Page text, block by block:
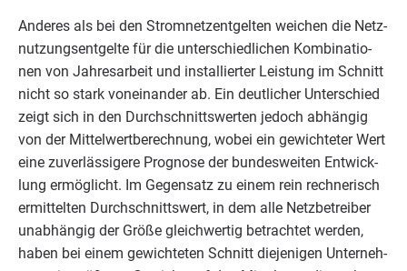
Ande­res als bei den Strom­netz­ent­gel­ten wei­chen die Netz­
nut­zungs­ent­gel­te für die unter­schied­li­chen Kom­bi­na­tio­
nen von Jah­res­ar­beit und instal­lier­ter Leis­tung im Schnitt
nicht so stark von­ein­an­der ab. Ein deut­li­cher Unter­schied
zeigt sich in den Durch­schnitts­wer­ten jedoch abhän­gig
von der Mit­tel­wert­be­rech­nung, wobei ein gewich­te­ter Wert
eine zuver­läs­si­ge­re Pro­gno­se der bun­des­wei­ten Ent­wick­
lung ermög­licht. Im Gegen­satz zu einem rein rech­ne­risch
ermit­tel­ten Durch­schnitts­wert, in dem alle Netz­be­trei­ber
unab­hän­gig der Grö­ße gleich­wer­tig betrach­tet wer­den,
haben bei einem gewich­te­ten Schnitt die­je­ni­gen Unter­neh­